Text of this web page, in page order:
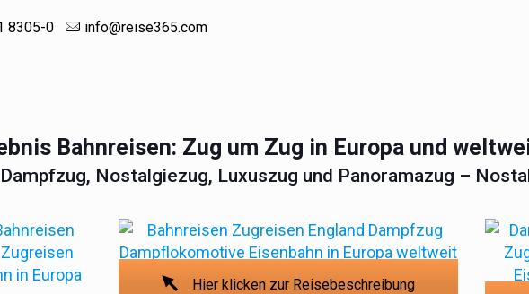
8305-0 info@reise365.com
Bahnreisen: Zug um Zug in Europa und
Nostalgiezug, Luxuszug und Panoramazug –
Hier klicken zur Reisebeschreibung